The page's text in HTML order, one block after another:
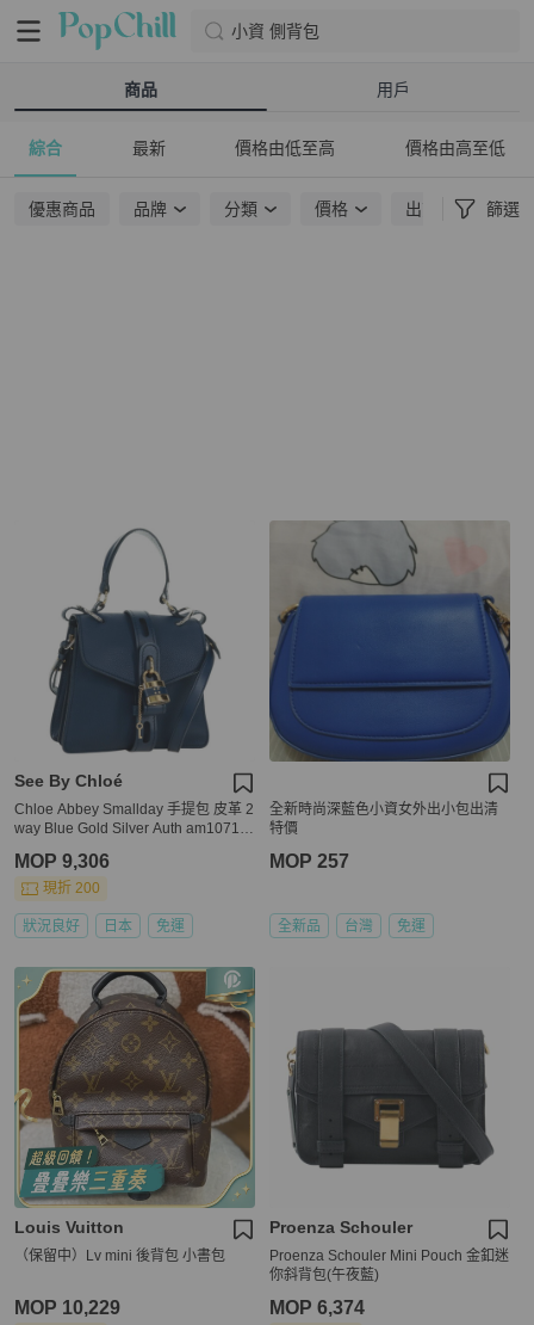
小資 側背包
商品 用戶
綜合 最新 價格由低至高 價格由高至低
優惠商品 品牌 分類 價格 出貨地點 篩選
See By Chloé
Chloe Abbey Smallday 手提包 皮革 2
way Blue Gold Silver Auth am10710
MOP 9,306
現折 200
狀況良好 日本 免運
全新時尚深藍色小資女外出小包出清
特價
MOP 257
全新品 台灣 免運
Louis Vuitton
（保留中）Lv mini 後背包 小書包
MOP 10,229
Proenza Schouler
Proenza Schouler Mini Pouch 金釦迷
你斜背包(午夜藍)
MOP 6,374